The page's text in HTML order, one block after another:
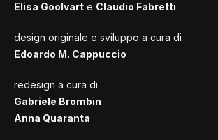
Elisa Goolvart e Claudio Fabretti
design originale e sviluppo a cura di
Edoardo M. Cappuccio
redesign a cura di
Gabriele Brombin
Anna Quaranta